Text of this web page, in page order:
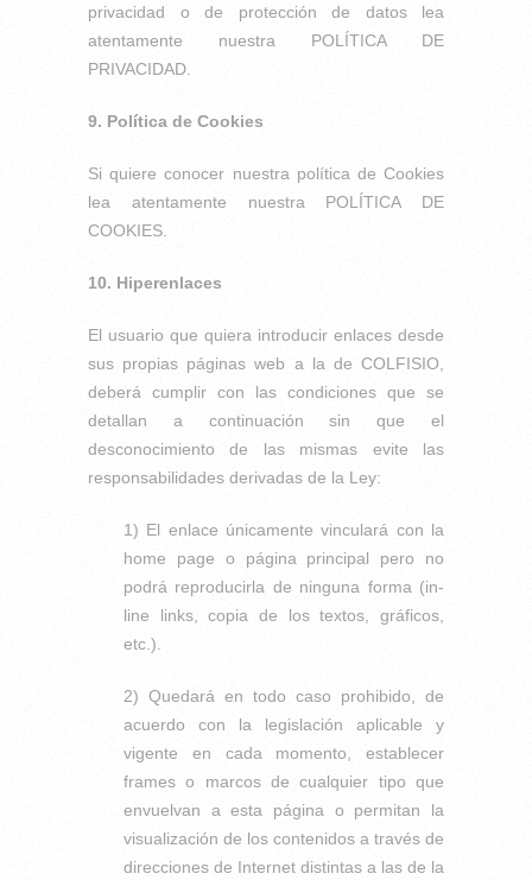
privacidad o de protección de datos lea
atentamente nuestra POLÍTICA DE
PRIVACIDAD.
9. Política de Cookies
Si quiere conocer nuestra política de Cookies
lea atentamente nuestra POLÍTICA DE
COOKIES.
10. Hiperenlaces
El usuario que quiera introducir enlaces desde
sus propias páginas web a la de COLFISIO,
deberá cumplir con las condiciones que se
detallan a continuación sin que el
desconocimiento de las mismas evite las
responsabilidades derivadas de la Ley:
1) El enlace únicamente vinculará con la
home page o página principal pero no
podrá reproducirla de ninguna forma (in-
line links, copia de los textos, gráficos,
etc.).
2) Quedará en todo caso prohibido, de
acuerdo con la legislación aplicable y
vigente en cada momento, establecer
frames o marcos de cualquier tipo que
envuelvan a esta página o permitan la
visualización de los contenidos a través de
direcciones de Internet distintas a las de la